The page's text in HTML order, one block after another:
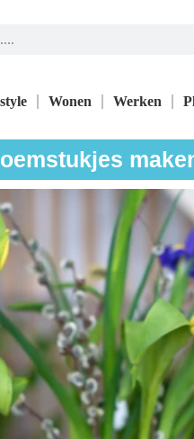
Wonen Werken